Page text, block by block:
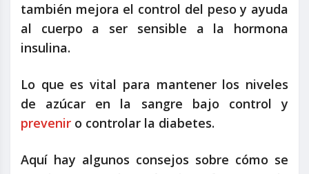
también mejora el control del peso y ayuda
al cuerpo a ser sensible a la hormona
insulina.
Lo que es vital para mantener los niveles
de azúcar en la sangre bajo control y
prevenir o controlar la diabetes.
Aquí hay algunos consejos sobre cómo se